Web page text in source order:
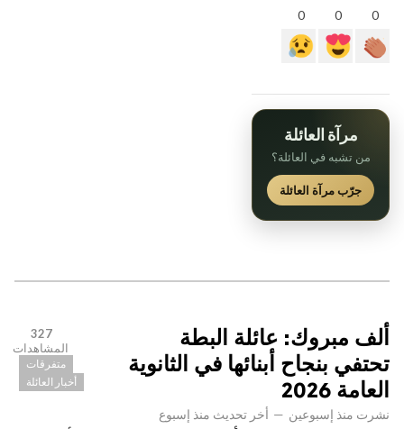
0
0
0
مرآة العائلة
من تشبه في العائلة؟
جرّب مرآة العائلة
ألف مبروك: عائلة البطة
تحتفي بنجاح أبنائها في الثانوية
العامة 2026
نشرت منذ إسبوعين — أخر تحديث منذ إسبوع
327
المشاهدات
متفرقات
أخبار العائلة